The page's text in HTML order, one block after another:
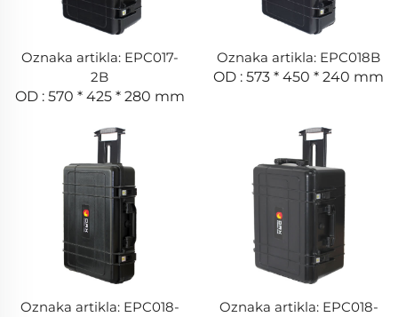
Oznaka artikla: EPC017-
2B
OD : 570 * 425 * 280 mm
Oznaka artikla: EPC018B
OD : 573 * 450 * 240 mm
Oznaka artikla: EPC018-
Oznaka artikla: EPC018-